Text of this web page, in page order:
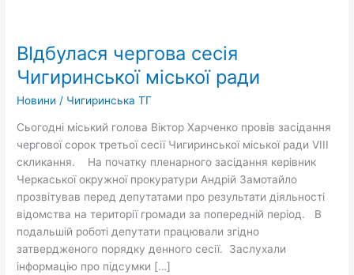
ВІдбулася чергова сесія
Чигиринської міської ради
Новини / Чигиринська ТГ
Сьогодні міський голова Віктор Харченко провів засідання
чергової сорок третьої сесії Чигиринської міської ради VIII
скликання. На початку пленарного засідання керівник
Черкаської окружної прокуратури Андрій Замотайло
прозвітував перед депутатами про результати діяльності
відомства на території громади за попередній період. В
подальшій роботі депутати працювали згідно
затвердженого порядку денного сесії. Заслухали
інформацію про підсумки […]
сесія
Чигиринської
міської
ради